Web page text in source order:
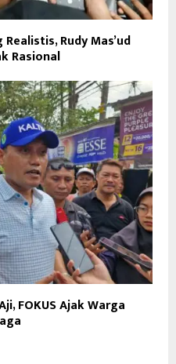
Rudy Mas’ud
Rasional
FOKUS Ajak Warga